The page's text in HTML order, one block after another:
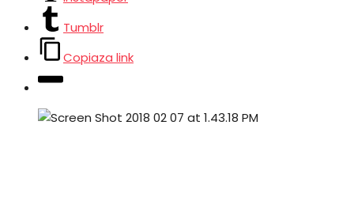
Tumblr
Copiaza link